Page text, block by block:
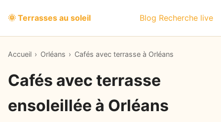
🌞 Terrasses au soleil Blog Recherche live
Accueil › Orléans › Cafés avec terrasse à Orléans
Cafés avec terrasse
ensoleillée à Orléans